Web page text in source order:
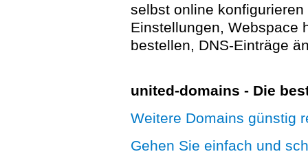
selbst online
Einstellungen, Webspace
bestellen, DNS-Einträge
united-domains - Die
Weitere Domains günstig
Gehen Sie einfach und